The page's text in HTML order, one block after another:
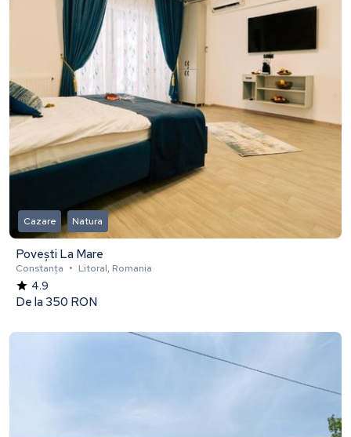
Cazare Natura
Povești La Mare
Constanța • Litoral, Romania
4.9
De la 350 RON